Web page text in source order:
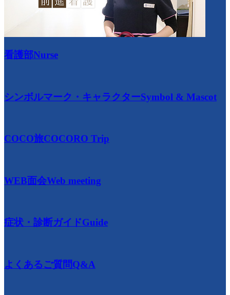
看護部Nurse
シンボルマーク・キャラクターSymbol & Mascot
COCO旅COCORO Trip
WEB面会Web meeting
症状・診断ガイドGuide
よくあるご質問Q&A